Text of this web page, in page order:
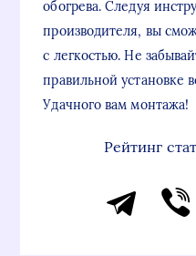
обогрева. Следуя
производителя, вы
с легкостью. Не
правильной установке
Удачного вам монтажа!
Рейтинг